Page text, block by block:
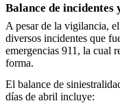
Balance de incidentes
A pesar de la vigilancia,
diversos incidentes que
emergencias 911, la cual
forma.
El balance de
días de abril incluye: